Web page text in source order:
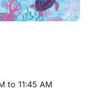
to 11:45 AM